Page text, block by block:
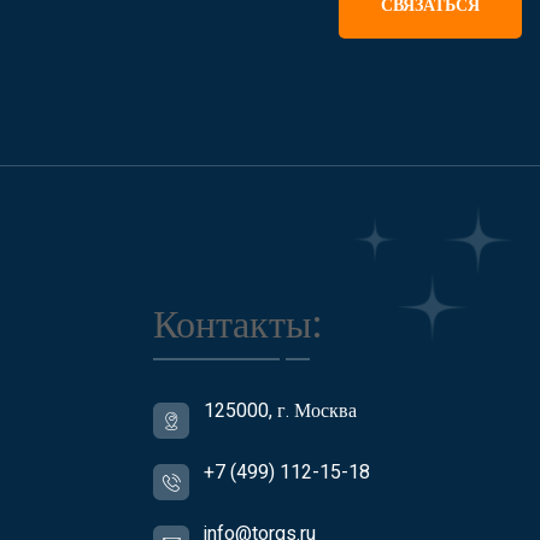
Контакты:
125000, г. Москва
+7 (499) 112-15-18
info@torgs.ru